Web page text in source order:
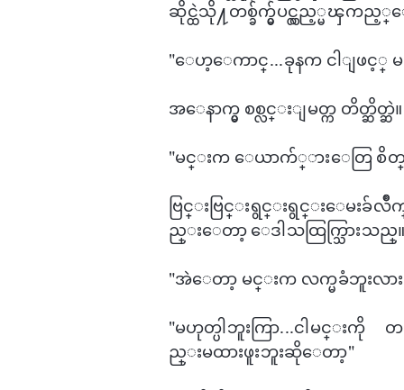
ဆိုင္ထဲသို႔တစ္ခ်က္မွ်ပင္လွည့္မၾကည့္
"​ေဟ့​ေကာင္...ခုနက ငါျဖင့္ မ
အ​ေနာက္မွ စစ္လင္းျမတ္က တိတ္ဆိတ္ဆဲ။
"မင္းက ​ေယာက်္ား​​ေတြ စိတ္ဝင္
ဗြင္းဗြင္းရွင္းရွင္း​ေမ
ည္း​ေတာ့ ​ေဒါသထြက္သြားသည္
"အဲ​ေတာ့ မင္းက လက္မခံဘူးလာ
"မဟုတ္ပါဘူးကြာ...ငါမင္းကို
ည္းမထားဖူးဘူးဆို​ေတာ့"